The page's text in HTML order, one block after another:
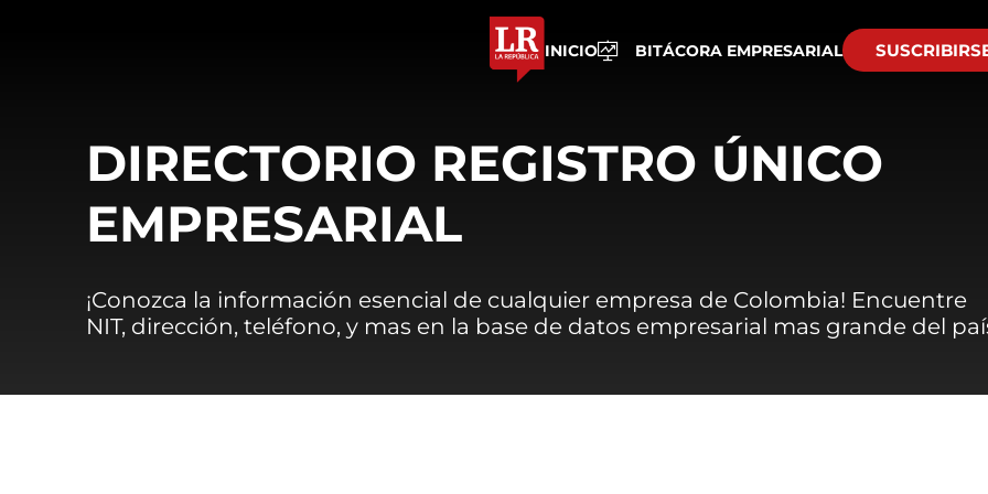
INICIO BITÁCORA EMPRESARIAL
DIRECTORIO REGISTRO ÚNICO
EMPRESARIAL
¡Conozca la información esencial de cualquier empresa de Colombia! Encuentre
NIT, dirección, teléfono, y mas en la base de datos empresarial mas grande del